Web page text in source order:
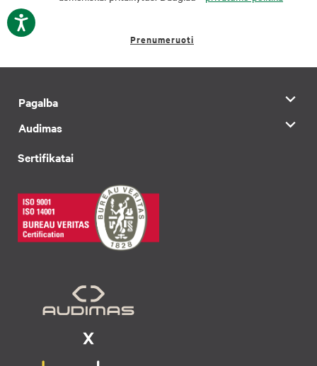
Prenumeruoti
Pagalba
Audimas
Sertifikatai